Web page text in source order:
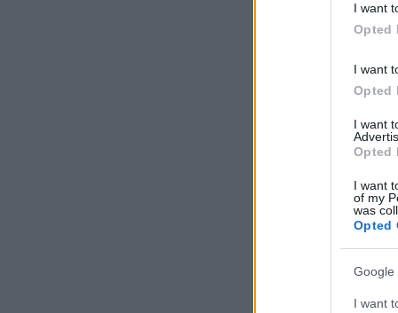
I want
Opted
I want
Opted
I want
Opted
I want
of my
was
Opted
Google
I want